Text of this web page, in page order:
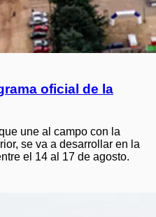
oficial de la
une al campo con la
se va a desarrollar en la
el 14 al 17 de agosto.